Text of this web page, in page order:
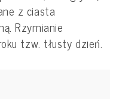
z ciasta
Rzymianie
tzw. tłusty dzień.